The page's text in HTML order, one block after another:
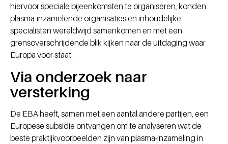
hiervoor speciale bijeenkomsten te organiseren, konden
plasma-inzamelende organisaties en inhoudelijke
specialisten wereldwijd samenkomen en met een
grensoverschrijdende blik kijken naar de uitdaging waar
Europa voor staat.
Via onderzoek naar
versterking
De EBA heeft, samen met een aantal andere partijen, een
Europese subsidie ontvangen om te analyseren wat de
beste praktijkvoorbeelden zijn van plasma-inzameling in